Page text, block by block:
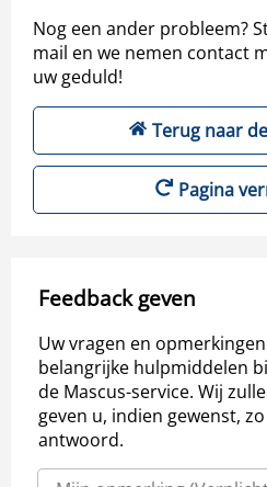
Nog een ander probleem?
mail en we nemen contact
uw geduld!
Terug naar
Pagina
Feedback geven
Uw vragen en
belangrijke hulpmiddelen
de Mascus-service. Wij
geven u, indien gewenst,
antwoord.